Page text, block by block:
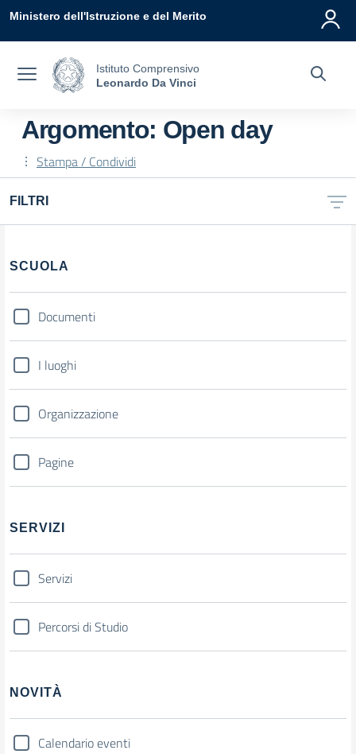
Vai ai contenuti
Vai al menu di navigazione
Vai al footer
Ministero dell'Istruzione e del Merito
Istituto Comprensivo
Leonardo Da Vinci
Argomento: Open day
Stampa / Condividi
FILTRI
SCUOLA
Documenti
I luoghi
Organizzazione
Pagine
SERVIZI
Servizi
Percorsi di Studio
NOVITÀ
Calendario eventi